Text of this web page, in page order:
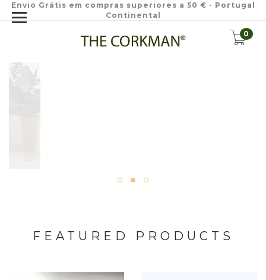
Envio Grátis em compras superiores a 50 € - Portugal
Continental
0
FEATURED PRODUCTS